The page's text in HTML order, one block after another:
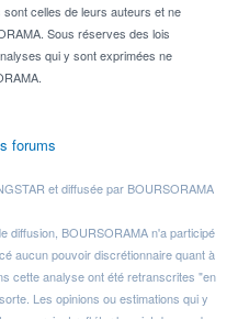
celles de leurs auteurs et ne
Sous réserves des lois
qui y sont exprimées ne
forums
et diffusée par BOURSORAMA
diffusion, BOURSORAMA n'a participé
aucun pouvoir discrétionnaire quant à
cette analyse ont été retranscrites "en
Les opinions ou estimations qui y